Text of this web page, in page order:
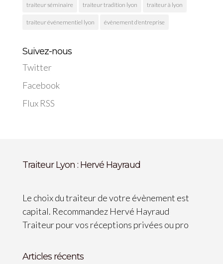
traiteur séminaire traiteur tradition lyon traiteur à lyon
traiteur événementiel lyon évènement d'entreprise
Suivez-nous
Twitter
Facebook
Flux RSS
Traiteur Lyon : Hervé Hayraud
Le choix du traiteur de votre évènement est
capital. Recommandez Hervé Hayraud
Traiteur pour vos réceptions privées ou pro
Articles récents